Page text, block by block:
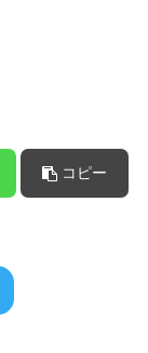
コピー